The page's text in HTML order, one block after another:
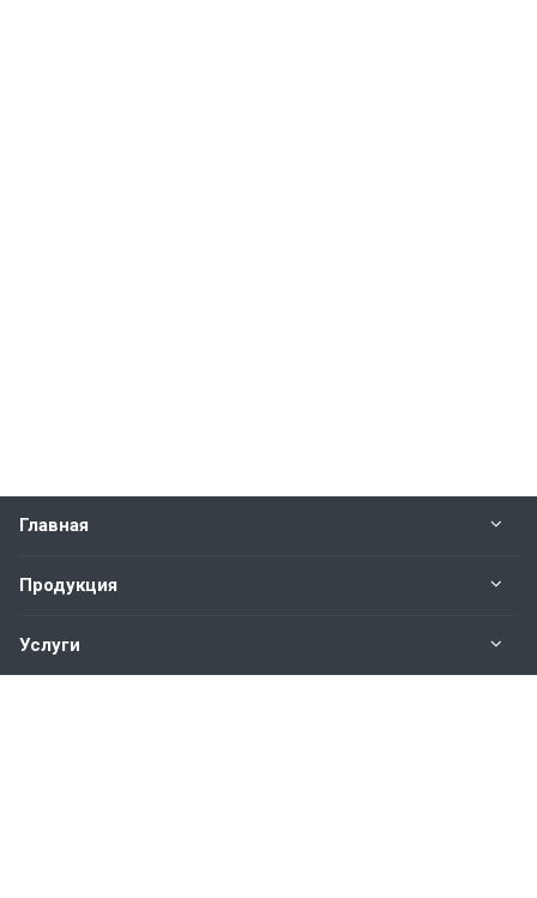
Главная
Продукция
Услуги